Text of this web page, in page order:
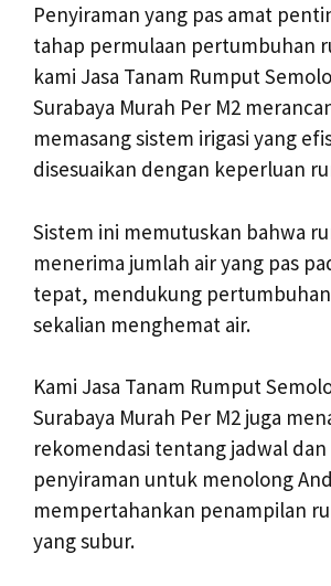
Penyiraman yang pas amat
tahap permulaan pertumbuhan
kami Jasa Tanam Rumput
Surabaya Murah Per M2
memasang sistem irigasi yang
disesuaikan dengan keperluan
Sistem ini memutuskan bahwa
menerima jumlah air yang pas
tepat, mendukung
sekalian menghemat air.
Kami Jasa Tanam Rumput
Surabaya Murah Per M2 juga
rekomendasi tentang jadwal
penyiraman untuk menolong
mempertahankan penampilan
yang subur.